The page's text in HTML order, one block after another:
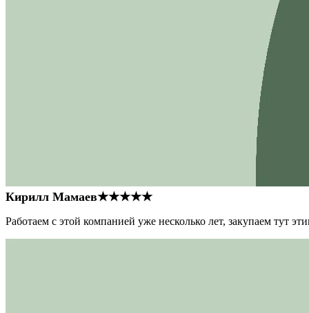
Кирилл Мамаев★★★★★
Работаем с этой компанией уже несколько лет, закупаем тут